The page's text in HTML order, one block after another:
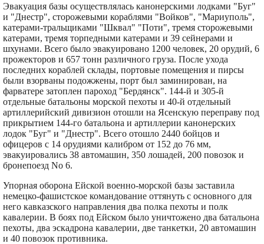
Эвакуация базы осуществлялась канонерскими лодками "Буг"
и "Днестр", сторожевыми кораблями "Войков", "Мариуполь",
катерами-тральщиками "Шквал" "Поти", тремя сторожевыми
катерами, тремя торпедными катерами и 39 сейнерами и
шхунами. Всего было эвакуировано 1200 человек, 20 орудий, 6
прожекторов и 657 тонн различного груза. После ухода
последних кораблей склады, портовые помещения и пирсы
были взорваны подожжены, порт был заминирован, на
фарватере затоплен пароход "Бердянск". 144-й и 305-й
отдельные батальоны морской пехоты и 40-й отдельный
артиллерийский дивизион отошли на Ясенскую переправу под
прикрытием 144-го батальона и артиллерии канонерских
лодок "Буг" и "Днестр". Всего отошло 2440 бойцов и
офицеров с 14 орудиями калибром от 152 до 76 мм,
эвакуировались 38 автомашин, 350 лошадей, 200 повозок и
бронепоезд No 6.
Упорная оборона Ейской военно-морской базы заставила
немецко-фашистское командование оттянуть с основного для
него кавказского направления два полка пехоты и полк
кавалерии. В боях под Ейском было уничтожено два батальона
пехоты, два эскадрона кавалерии, две танкетки, 20 автомашин
и 40 повозок противника.